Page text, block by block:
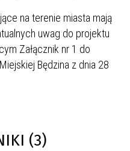
na terenie miasta mają
uwag do projektu
Załącznik nr 1 do
Będzina z dnia 28
(3)